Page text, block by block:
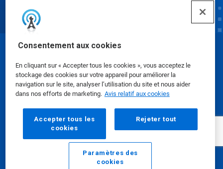
Consentement aux cookies
En cliquant sur « Accepter tous les cookies », vous acceptez le
stockage des cookies sur votre appareil pour améliorer la
navigation sur le site, analyser l’utilisation du site et nous aider
dans nos efforts de marketing. Avis relatif aux cookies
Accepter tous les
cookies
Rejeter tout
Paramètres des
cookies
Fiches signalétiques|Politique de confidentialité
Modalités d'utilisation